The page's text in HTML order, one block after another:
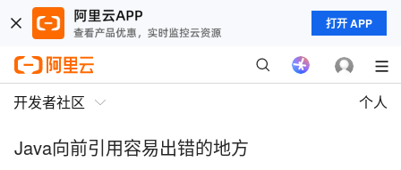
打开 APP
开发者社区 个人
Java向前引用容易出错的地方